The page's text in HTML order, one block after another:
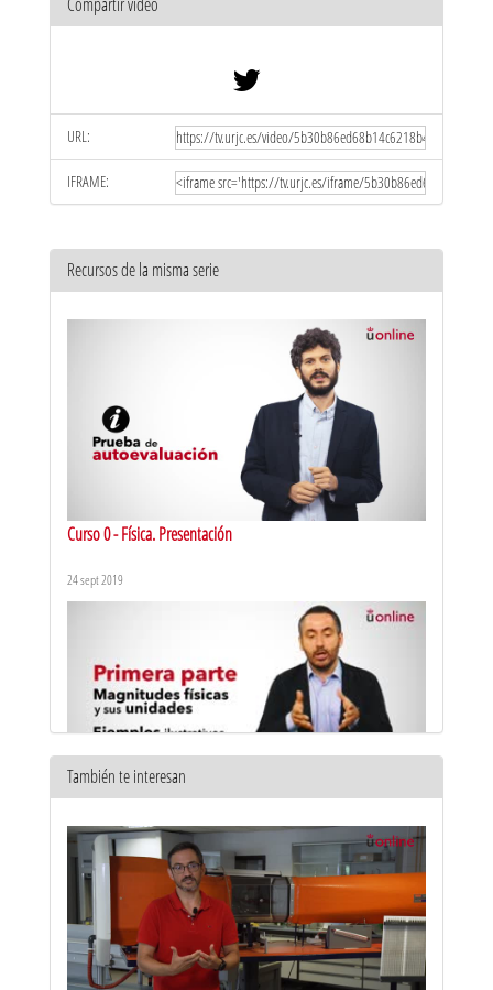
URL:
IFRAME:
Recursos de la misma serie
Curso 0 - Física. Presentación
24 sept 2019
7 jun 2018
También te interesan